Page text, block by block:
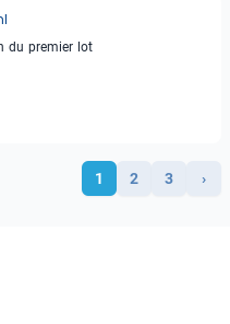
du premier lot
1 2 3 ›